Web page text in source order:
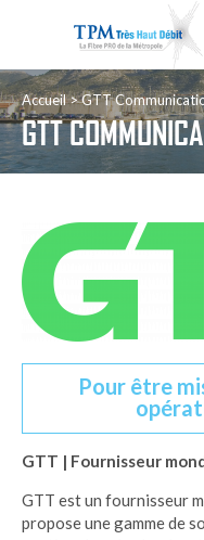
Accueil GTT
GTT
Pour être
GTT | Fournisseur
GTT est un fournisseur
propose une gamme de